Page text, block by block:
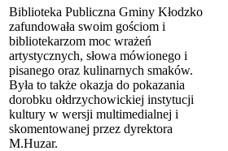
Biblioteka Publiczna Gminy Kłodzko
zafundowała swoim gościom i
bibliotekarzom moc wrażeń
artystycznych, słowa mówionego i
pisanego oraz kulinarnych smaków.
Była to także okazja do pokazania
dorobku ołdrzychowickiej instytucji
kultury w wersji multimedialnej i
skomentowanej przez dyrektora
M.Huzar.